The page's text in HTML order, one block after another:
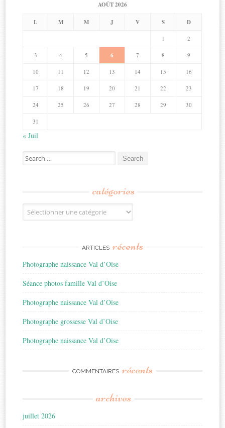
AOÛT 2026
L M M J V S D
1 2
3 4 5 6 7 8 9
10 11 12 13 14 15 16
17 18 19 20 21 22 23
24 25 26 27 28 29 30
31
« Juil
Search
for:
catégories
Catégories
ARTICLES récents
Photographe naissance Val d’Oise
Séance photos famille Val d’Oise
Photographe naissance Val d’Oise
Photographe grossesse Val d’Oise
Photographe naissance Val d’Oise
COMMENTAIRES récents
archives
juillet 2026